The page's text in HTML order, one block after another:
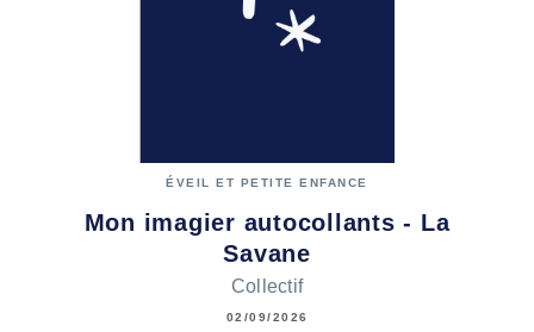
ÉVEIL ET PETITE ENFANCE
Mon imagier autocollants - La
Savane
Collectif
02/09/2026